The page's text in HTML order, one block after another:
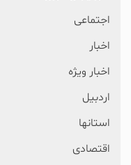
اجتماعی
اخبار
اخبار ویژه
اردبیل
استانها
اقتصادی